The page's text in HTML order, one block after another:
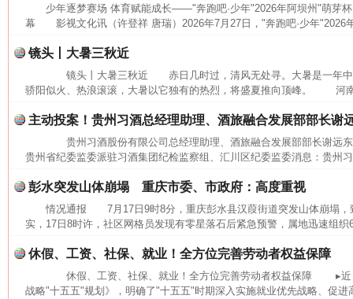
少年逐梦赛场 体育赋能成长——"奔跑吧·少年"2026年阿坝州"萌芽
幕 影视文化讯（许登祥 唐瑞）2026年7月27日，"奔跑吧·少年"2026
镜头丨大暑三秋近
镜头丨大暑三秋近 赤日几时过，清风无处寻。大暑是一年中
骄阳似火、热浪滚滚，大暑以它独有的热烈，将盛夏推向顶峰。 河
主动投案！贵州习酒总经理助理、酒旅融合发展部部长谢
贵州习酒股份有限公司总经理助理、酒旅融合发展部部长谢
贵州省纪委监委派驻习酒集团纪检监察组、汇川区纪委监委消息：贵州
彭水突发山体崩塌 重庆市委、市政府：高度重视
情况通报 7月17日9时8分，重庆彭水县汉葭街道突发山体崩塌，
实，17日8时许，社区网格员发现有零星落石后紧急预警，属地迅速组
休假、工资、社保、就业！全方位完善劳动者权益保障
休假、工资、社保、就业！全方位完善劳动者权益保障 ▸近
战略"十五五"规划》，明确了"十五五"时期深入实施就业优先战略、促进